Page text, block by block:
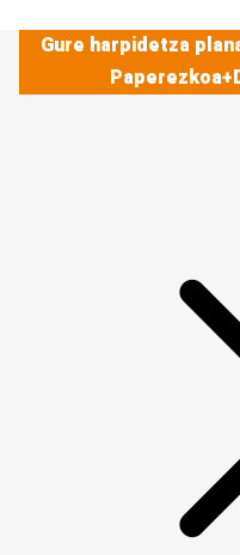
Gure harpidetza